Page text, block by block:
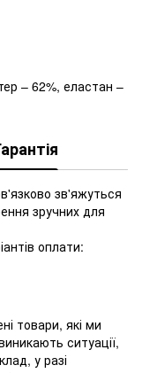
– 62%, еластан –
зв'яжуться
зручних для
оплати:
товари, які ми
ситуації,
у разі